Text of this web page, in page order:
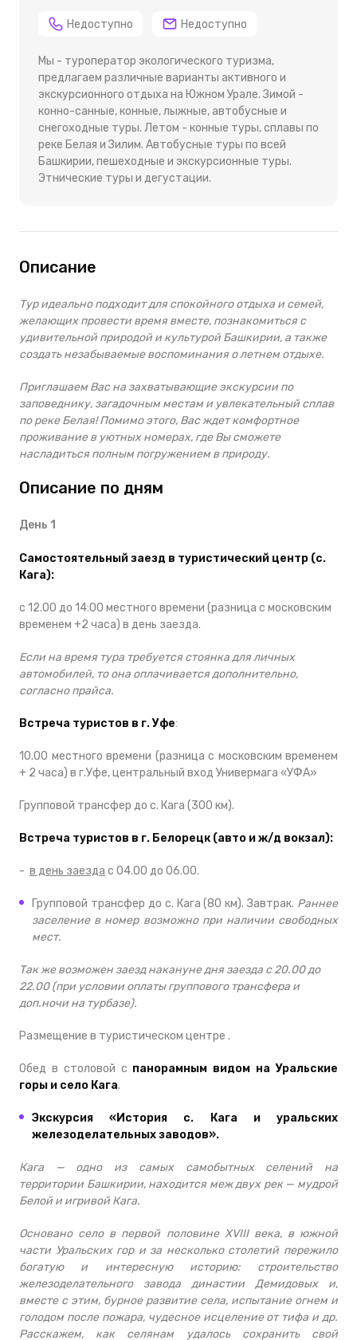
Недоступно Недоступно
Мы - туроператор экологического туризма,
предлагаем различные варианты активного и
экскурсионного отдыха на Южном Урале. Зимой -
конно-санные, конные, лыжные, автобусные и
снегоходные туры. Летом - конные туры, сплавы по
реке Белая и Зилим. Автобусные туры по всей
Башкирии, пешеходные и экскурсионные туры.
Этнические туры и дегустации.
Описание
Тур идеально подходит для спокойного отдыха и семей,
желающих провести время вместе, познакомиться с
удивительной природой и культурой Башкирии, а также
создать незабываемые воспоминания о летнем отдыхе.
Приглашаем Вас на захватывающие экскурсии по
заповеднику, загадочным местам и увлекательный сплав
по реке Белая! Помимо этого, Вас ждет комфортное
проживание в уютных номерах, где Вы сможете
насладиться полным погружением в природу.
Описание по дням
День 1
Самостоятельный заезд в туристический центр (с.
Кага):
с 12.00 до 14:00 местного времени (разница с московским
временем +2 часа) в день заезда.
Если на время тура требуется стоянка для личных
автомобилей, то она оплачивается дополнительно,
согласно прайса.
Встреча туристов в г. Уфе:
10.00 местного времени (разница с московским временем
+ 2 часа) в г.Уфе, центральный вход Универмага «УФА»
Групповой трансфер до с. Кага (300 км).
Встреча туристов в г. Белорецк (авто и ж/д вокзал):
- в день заезда с 04.00 до 06.00.
Групповой трансфер до с. Кага (80 км). Завтрак. Раннее
заселение в номер возможно при наличии свободных
мест.
Так же возможен заезд накануне дня заезда с 20.00 до
22.00 (при условии оплаты группового трансфера и
доп.ночи на турбазе).
Размещение в туристическом центре .
Обед в столовой с панорамным видом на Уральские
горы и село Кага.
Экскурсия «История с. Кага и уральских
железоделательных заводов».
Кага — одно из самых самобытных селений на
территории Башкирии, находится меж двух рек — мудрой
Белой и игривой Кага.
Основано село в первой половине XVIII века, в южной
части Уральских гор и за несколько столетий пережило
богатую и интересную историю: строительство
железоделательного завода династии Демидовых и,
вместе с этим, бурное развитие села, испытание огнем и
голодом после пожара, чудесное исцеление от тифа и др.
Расскажем, как селянам удалось сохранить свой